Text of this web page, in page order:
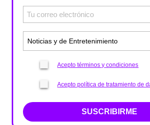
Acepto términos y condiciones
Acepto política de tratamiento de
SUSCRIBIRME